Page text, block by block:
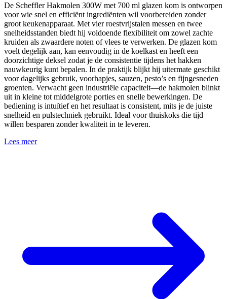
De Scheffler Hakmolen 300W met 700 ml glazen kom is ontworpen
voor wie snel en efficiënt ingrediënten wil voorbereiden zonder
groot keukenapparaat. Met vier roestvrijstalen messen en twee
snelheidsstanden biedt hij voldoende flexibiliteit om zowel zachte
kruiden als zwaardere noten of vlees te verwerken. De glazen kom
voelt degelijk aan, kan eenvoudig in de koelkast en heeft een
doorzichtige deksel zodat je de consistentie tijdens het hakken
nauwkeurig kunt bepalen. In de praktijk blijkt hij uitermate geschikt
voor dagelijks gebruik, voorhapjes, sauzen, pesto’s en fijngesneden
groenten. Verwacht geen industriële capaciteit—de hakmolen blinkt
uit in kleine tot middelgrote porties en snelle bewerkingen. De
bediening is intuïtief en het resultaat is consistent, mits je de juiste
snelheid en pulstechniek gebruikt. Ideal voor thuiskoks die tijd
willen besparen zonder kwaliteit in te leveren.
Lees meer